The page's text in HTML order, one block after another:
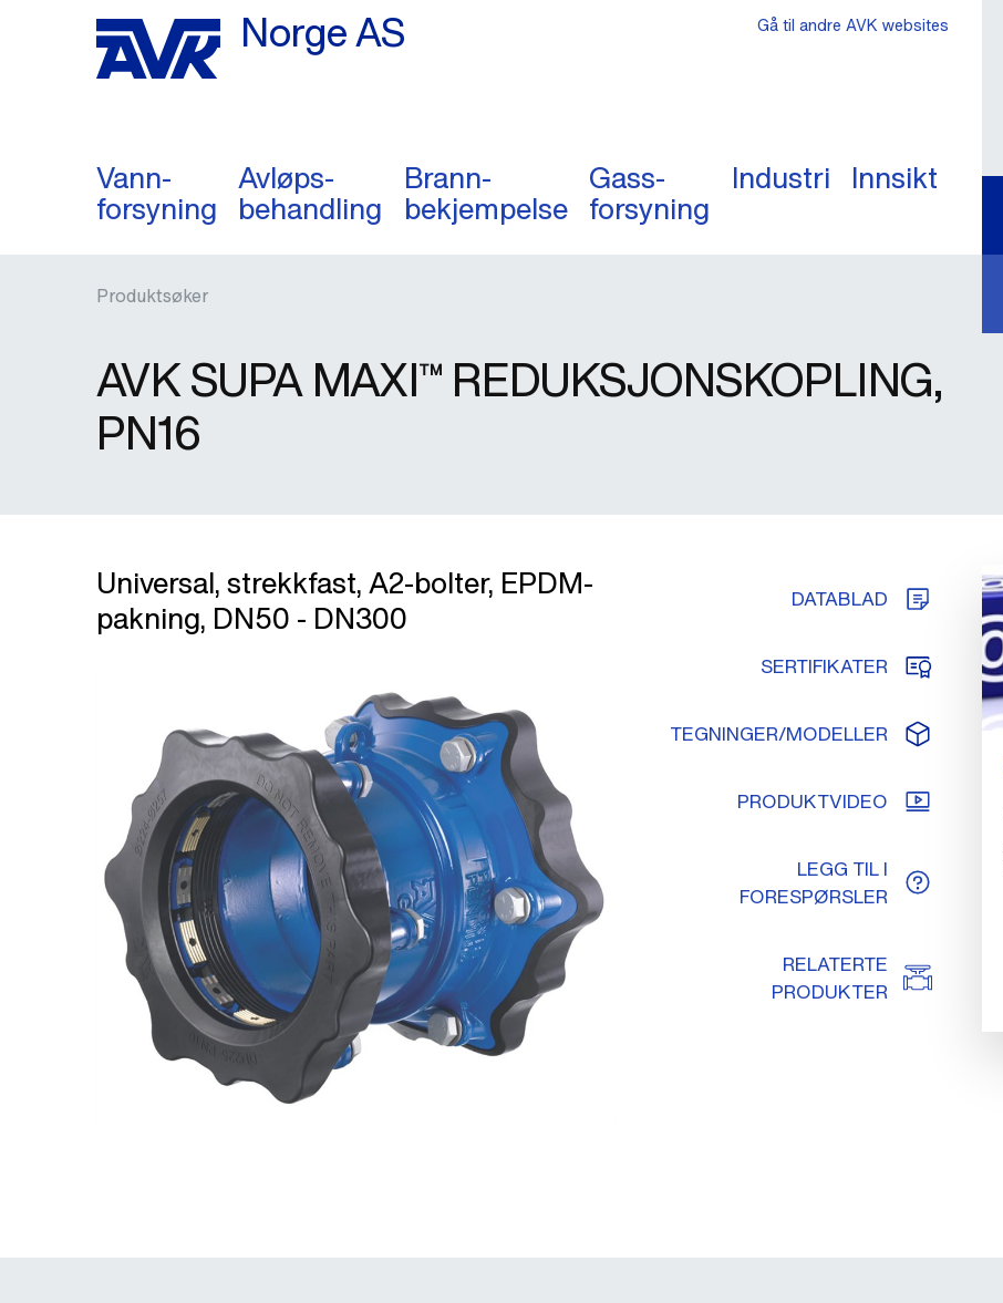
Norge AS
Vann-
forsyning
Avløps-
behandling
Brann-
bekjempelse
Gass-
forsyning
Industri Innsikt
Gå til andre AVK websites
Produktsøker
AVK SUPA MAXI™ REDUKSJONSKOPLING,
PN16
Universal, strekkfast, A2-bolter, EPDM-
pakning, DN50 - DN300
DATABLAD
SERTIFIKATER
TEGNINGER/MODELLER
PRODUKTVIDEO
LEGG TIL I
FORESPØRSLER
RELATERTE
PRODUKTER